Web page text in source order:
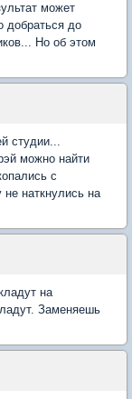
может
добраться до
Но об этом
студии...
можно найти
с
наткнулись на
на
Заменяешь